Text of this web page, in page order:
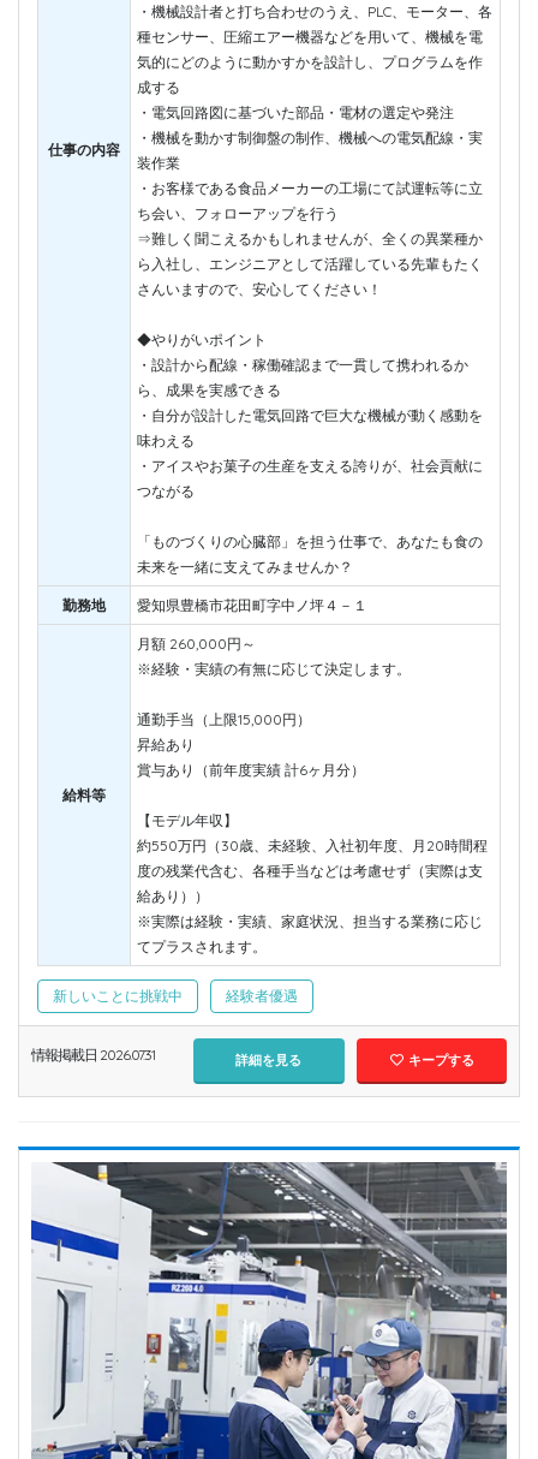
仕事の内容
・機械設計者と打ち合わせのうえ、PLC、モーター、各
種センサー、圧縮エアー機器などを用いて、機械を電
気的にどのように動かすかを設計し、プログラムを作
成する
・電気回路図に基づいた部品・電材の選定や発注
・機械を動かす制御盤の制作、機械への電気配線・実
装作業
・お客様である食品メーカーの工場にて試運転等に立
ち会い、フォローアップを行う
⇒難しく聞こえるかもしれませんが、全くの異業種か
ら入社し、エンジニアとして活躍している先輩もたく
さんいますので、安心してください！
◆やりがいポイント
・設計から配線・稼働確認まで一貫して携われるか
ら、成果を実感できる
・自分が設計した電気回路で巨大な機械が動く感動を
味わえる
・アイスやお菓子の生産を支える誇りが、社会貢献に
つながる
「ものづくりの心臓部」を担う仕事で、あなたも食の
未来を一緒に支えてみませんか？
勤務地 愛知県豊橋市花田町字中ノ坪４－１
給料等
月額 260,000円～
※経験・実績の有無に応じて決定します。
通勤手当（上限15,000円）
昇給あり
賞与あり（前年度実績 計6ヶ月分）
【モデル年収】
約550万円（30歳、未経験、入社初年度、月20時間程
度の残業代含む、各種手当などは考慮せず（実際は支
給あり））
※実際は経験・実績、家庭状況、担当する業務に応じ
てプラスされます。
新しいことに挑戦中 経験者優遇
情報掲載日 2026.07.31 詳細を見る キープする